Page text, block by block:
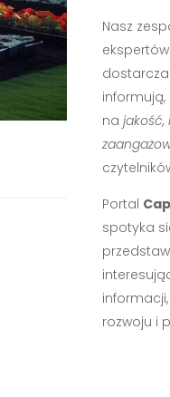
Nasz
na
Portal
spotyka
rozwoju i